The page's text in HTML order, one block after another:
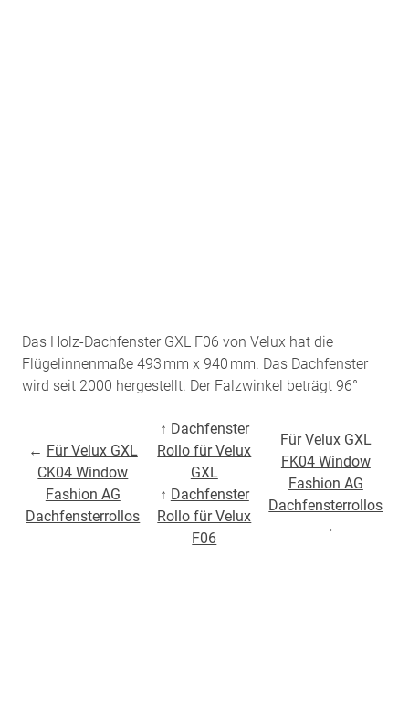
Das Holz-Dachfenster GXL F06 von Velux hat die
Flügelinnenmaße 493 mm x 940 mm. Das Dachfenster
wird seit 2000 hergestellt. Der Falzwinkel beträgt 96°
← Für Velux GXL
CK04 Window
Fashion AG
Dachfensterrollos
↑ Dachfenster
Rollo für Velux
GXL
↑ Dachfenster
Rollo für Velux
F06
Für Velux GXL
FK04 Window
Fashion AG
Dachfensterrollos
→